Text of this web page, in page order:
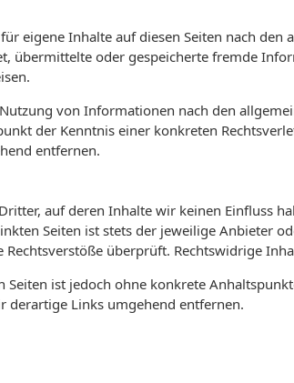
eigene Inhalte auf diesen Seiten nach
übermittelte oder gespeicherte fremde
von Informationen nach den
der Kenntnis einer konkreten
entfernen.
auf deren Inhalte wir keinen Einfluss
Seiten ist stets der jeweilige Anbieter
überprüft. Rechtswidrige
ist jedoch ohne konkrete
derartige Links umgehend entfernen.